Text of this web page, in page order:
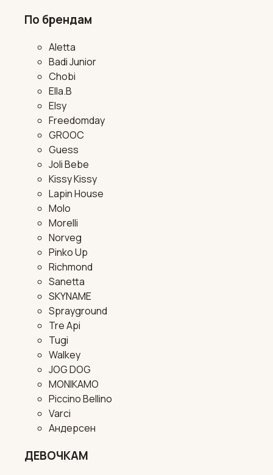
По брендам
Aletta
Badi Junior
Chobi
Ella.B
Elsy
Freedomday
GROOC
Guess
Joli Bebe
Kissy Kissy
Lapin House
Molo
Morelli
Norveg
Pinko Up
Richmond
Sanetta
SKYNAME
Sprayground
Tre Api
Tugi
Walkey
JOG DOG
MONIKAMO
Piccino Bellino
Varci
Андерсен
ДЕВОЧКАМ